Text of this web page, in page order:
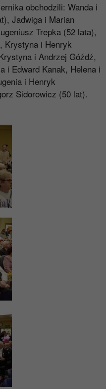
obchodzili: Wanda i
Jadwiga i Marian
Trepka (52 lata),
Krystyna i Henryk
i Andrzej Góźdź,
i Edward Kanak, Helena i
i Henryk
Sidorowicz (50 lat).